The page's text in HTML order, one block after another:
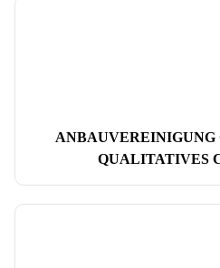
ANBAUVEREINIGUNG
QUALITATIVES